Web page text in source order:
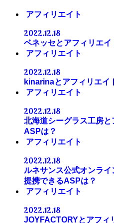
アフィリエイト
2022.12.18
ベネッセとアフィリエ
アフィリエイト
2022.12.18
kinarinaとアフィリエイ
アフィリエイト
2022.12.18
北海道シーグラス工房
ASPは？
アフィリエイト
2022.12.18
ルネサンス公式オンラ
提携できるASPは？
アフィリエイト
2022.12.18
JOYFACTORYとアフィ